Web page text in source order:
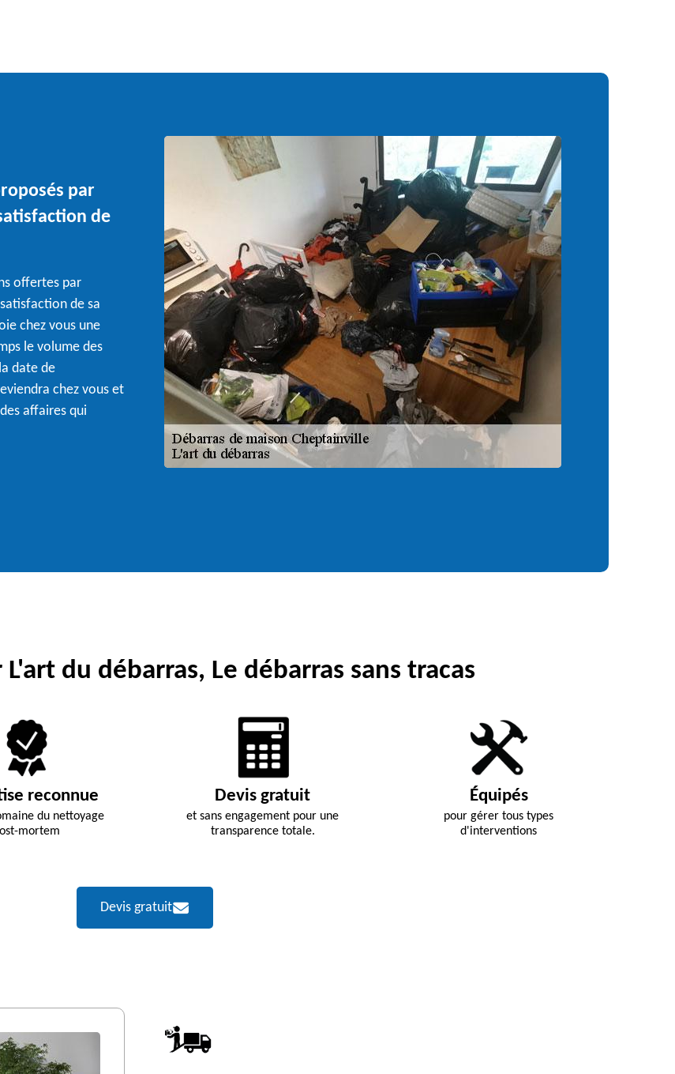
par
de
offertes par
de sa
chez vous une
le volume des
date de
chez vous et
affaires qui
du débarras, Le débarras sans tracas
reconnue
du nettoyage
mortem
Devis gratuit
et sans engagement pour une
transparence totale.
Équipés
pour gérer tous types
d'interventions
Devis gratuit